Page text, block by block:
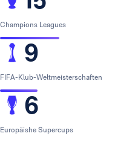
Champions Leagues
9
FIFA-Klub-Weltmeisterschaften
6
Europäishe Supercups